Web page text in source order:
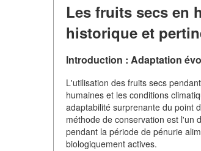
Les fruits secs en
historique et
Introduction : Adaptation
L'utilisation des fruits secs
humaines et les conditions
adaptabilité surprenante du point
méthode de conservation est l'un
pendant la période de pénurie
biologiquement actives.